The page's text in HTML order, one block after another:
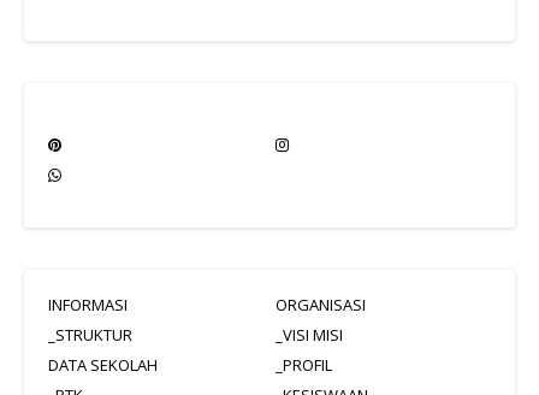
INFORMASI
ORGANISASI
_STRUKTUR
_VISI MISI
DATA SEKOLAH
_PROFIL